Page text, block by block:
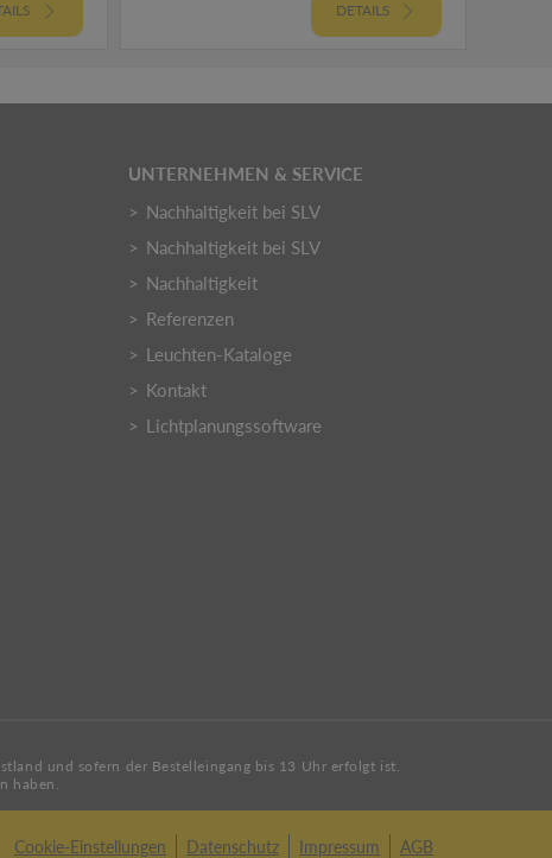
DETAILS
UNTERNEHMEN & SERVICE
Nachhaltigkeit bei SLV
Nachhaltigkeit bei SLV
Nachhaltigkeit
Referenzen
Leuchten-Kataloge
Kontakt
Lichtplanungssoftware
und sofern der Bestelleingang bis 13 Uhr erfolgt ist.
haben.
Cookie-Einstellungen Datenschutz Impressum AGB